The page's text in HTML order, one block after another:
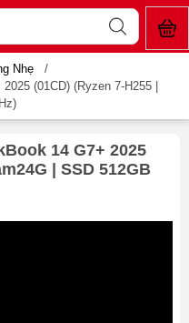
Nhẹ
/
(01CD) (Ryzen 7-H255 |
14 G7+ 2025
| SSD 512GB